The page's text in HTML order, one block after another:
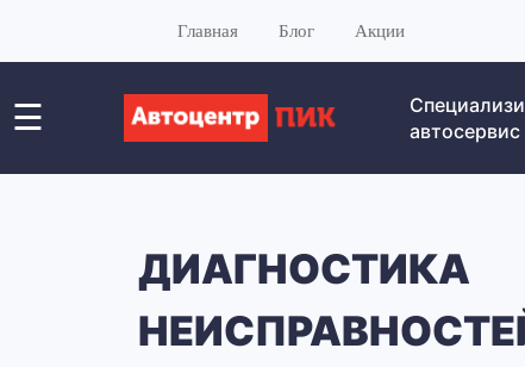
Главная Блог Акции
☰
автосервис
ДИАГНОСТИКА